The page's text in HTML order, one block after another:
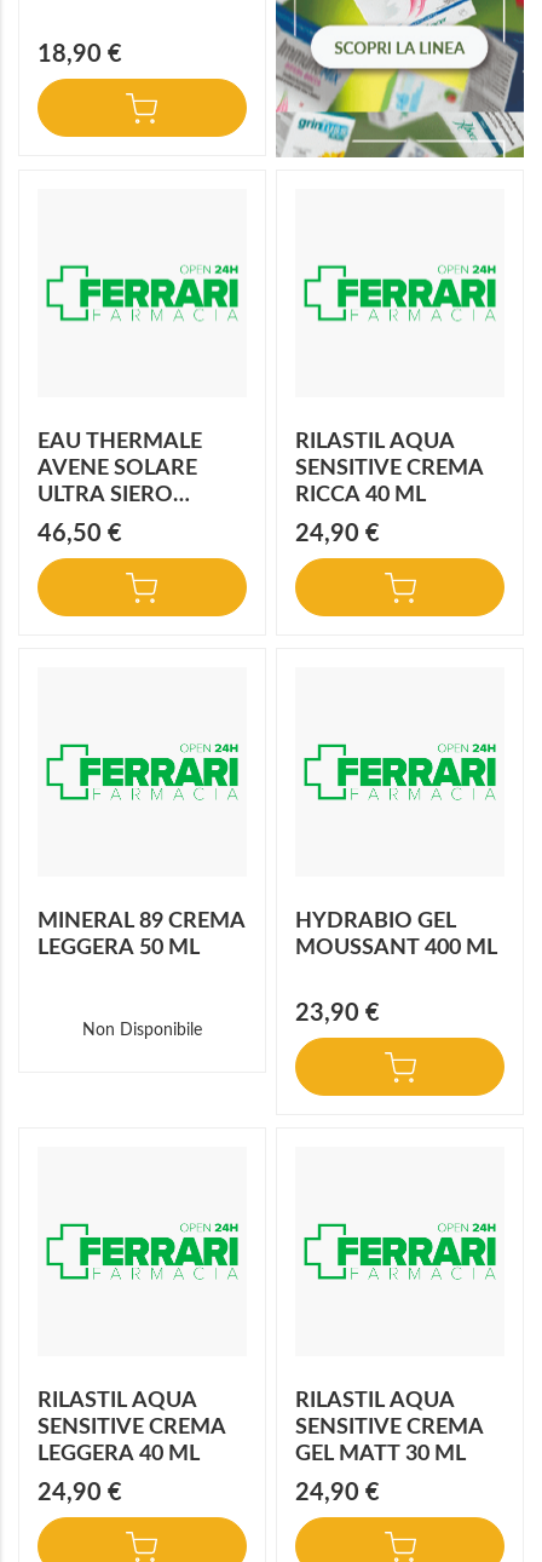
18,90 €
EAU THERMALE
AVENE SOLARE
ULTRA SIERO
IDRATA A LUNGO
SPF50+ 30 ML
46,50 €
RILASTIL AQUA
SENSITIVE CREMA
RICCA 40 ML
24,90 €
MINERAL 89 CREMA
LEGGERA 50 ML
Non Disponibile
HYDRABIO GEL
MOUSSANT 400 ML
23,90 €
RILASTIL AQUA
SENSITIVE CREMA
LEGGERA 40 ML
24,90 €
RILASTIL AQUA
SENSITIVE CREMA
GEL MATT 30 ML
24,90 €